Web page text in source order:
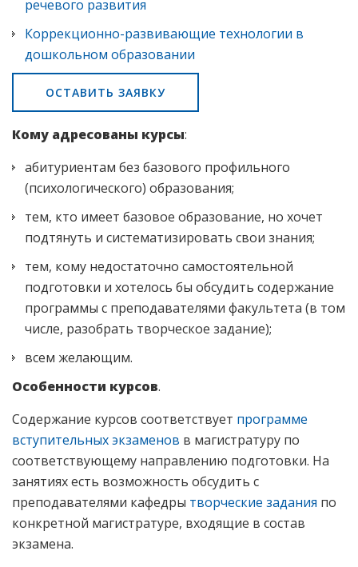
речевого развития
Коррекционно-развивающие технологии в
дошкольном образовании
ОСТАВИТЬ ЗАЯВКУ
Кому адресованы курсы:
абитуриентам без базового профильного
(психологического) образования;
тем, кто имеет базовое образование, но хочет
подтянуть и систематизировать свои знания;
тем, кому недостаточно самостоятельной
подготовки и хотелось бы обсудить содержание
программы с преподавателями факультета (в том
числе, разобрать творческое задание);
всем желающим.
Особенности курсов.
Содержание курсов соответствует программе
вступительных экзаменов в магистратуру по
соответствующему направлению подготовки. На
занятиях есть возможность обсудить с
преподавателями кафедры творческие задания по
конкретной магистратуре, входящие в состав
экзамена.